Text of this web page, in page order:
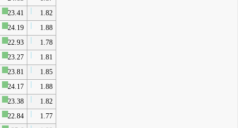
23.41
1.82
24.19
1.88
22.93
1.78
23.27
1.81
23.81
1.85
24.17
1.88
23.38
1.82
22.84
1.77